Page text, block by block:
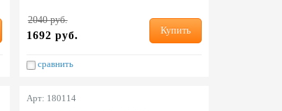
2040 руб.
1692 руб. Купить
сравнить
Арт: 180114